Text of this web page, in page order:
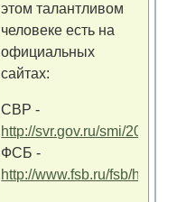
этом талантливом
человеке есть на
официальных
сайтах:
СВР -
http://svr.gov.ru/smi/2006/
ФСБ -
http://www.fsb.ru/fsb/